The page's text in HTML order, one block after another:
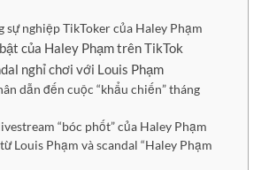
sự nghiệp TikToker của Haley Phạm
của Haley Phạm trên TikTok
nghỉ chơi với Louis Phạm
dẫn đến cuộc “khẩu chiến” tháng
“bóc phốt” của Haley Phạm
Louis Phạm và scandal “Haley Phạm